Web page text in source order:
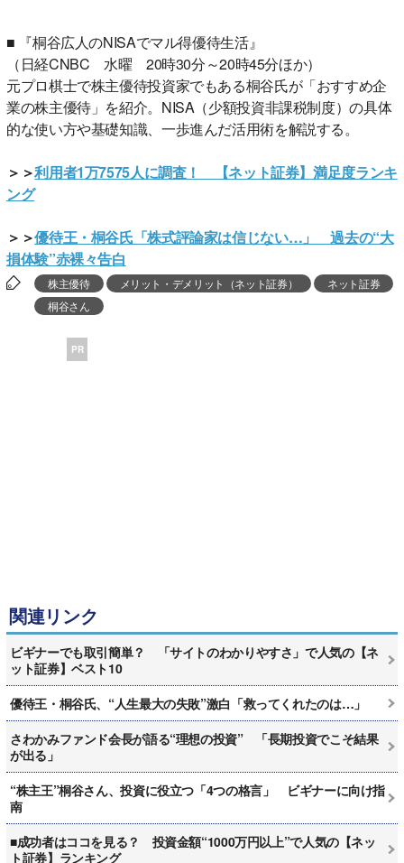
■ 『桐谷広人のNISAでマル得優待生活』
（日経CNBC 水曜 20時30分～20時45分ほか）
元プロ棋士で株主優待投資家でもある桐谷氏が「おすすめ企
業の株主優待」を紹介。NISA（少額投資非課税制度）の具体
的な使い方や基礎知識、一歩進んだ活用術を解説する。
＞＞利用者1万7575人に調査！ 【ネット証券】満足度ランキ
ング
＞＞優待王・桐谷氏「株式評論家は信じない…」 過去の“大
損体験”赤裸々告白
株主優待 メリット・デメリット（ネット証券）
ネット証券
桐谷さん
PR
関連リンク
ビギナーでも取引簡単？ 「サイトのわかりやすさ」で人気の【ネ
ット証券】ベスト10
優待王・桐谷氏、“人生最大の失敗”激白「救ってくれたのは…」
さわかみファンド会長が語る“理想の投資” 「長期投資でこそ結果
が出る」
“株主王”桐谷さん、投資に役立つ「4つの格言」 ビギナーに向け指
南
■成功者はココを見る？ 投資金額“1000万円以上”で人気の【ネッ
ト証券】ランキング